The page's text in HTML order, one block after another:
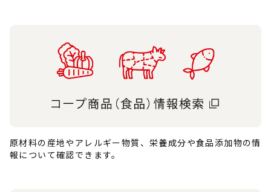
原材料の産地やアレルギー物質、栄養成分や食品添加物の情
報について確認できます。